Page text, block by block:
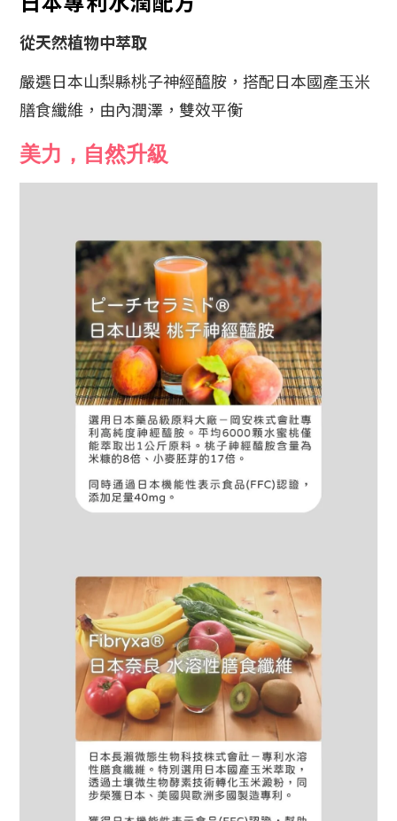
從天然植物中萃取
嚴選日本山梨縣桃子神經醯胺，搭配日本國產玉米
膳食纖維，由內潤澤，雙效平衡
美力，自然升級